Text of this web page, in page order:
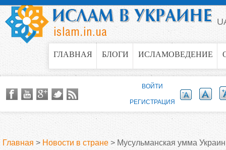
Jump to navigation
ГЛАВНАЯ БЛОГИ ИСЛАМОВЕДЕНИЕ
Главная > Новости в стране > Мусульманская умма
ВОЙТИ
РЕГИСТРАЦИЯ